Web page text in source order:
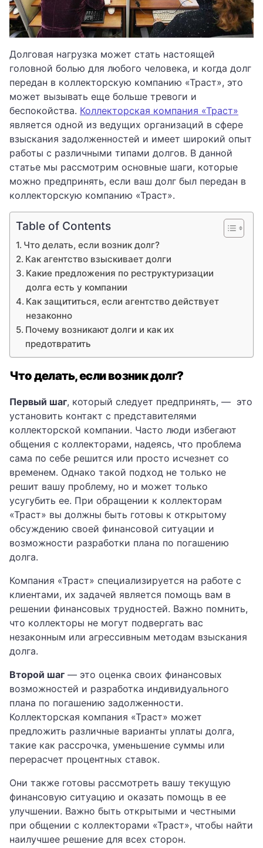
Долговая нагрузка может стать настоящей
головной болью для любого человека, и когда долг
передан в коллекторскую компанию «Траст», это
может вызывать еще больше тревоги и
беспокойства. Коллекторская компания «Траст»
является одной из ведущих организаций в сфере
взыскания задолженностей и имеет широкий опыт
работы с различными типами долгов. В данной
статье мы рассмотрим основные шаги, которые
можно предпринять, если ваш долг был передан в
коллекторскую компанию «Траст».
Table of Contents
Что делать, если возник долг?
Как агентство взыскивает долги
Какие предложения по реструктуризации
долга есть у компании
Как защититься, если агентство действует
незаконно
Почему возникают долги и как их
предотвратить
Что делать, если возник долг?
Первый шаг, который следует предпринять, — это
установить контакт с представителями
коллекторской компании. Часто люди избегают
общения с коллекторами, надеясь, что проблема
сама по себе решится или просто исчезнет со
временем. Однако такой подход не только не
решит вашу проблему, но и может только
усугубить ее. При обращении к коллекторам
«Траст» вы должны быть готовы к открытому
обсуждению своей финансовой ситуации и
возможности разработки плана по погашению
долга.
Компания «Траст» специализируется на работе с
клиентами, их задачей является помощь вам в
решении финансовых трудностей. Важно помнить,
что коллекторы не могут подвергать вас
незаконным или агрессивным методам взыскания
долга.
Второй шаг — это оценка своих финансовых
возможностей и разработка индивидуального
плана по погашению задолженности.
Коллекторская компания «Траст» может
предложить различные варианты уплаты долга,
такие как рассрочка, уменьшение суммы или
перерасчет процентных ставок.
Они также готовы рассмотреть вашу текущую
финансовую ситуацию и оказать помощь в ее
улучшении. Важно быть открытыми и честными
при общении с коллекторами «Траст», чтобы найти
наилучшее решение для всех сторон.